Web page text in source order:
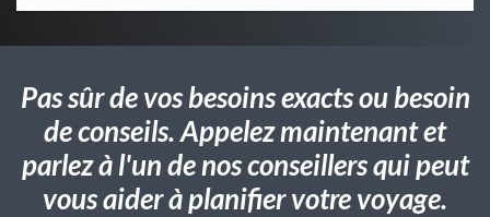
Pas sûr de vos besoins exacts ou besoin
de conseils. Appelez maintenant et
parlez à l'un de nos conseillers qui peut
vous aider à planifier votre voyage.